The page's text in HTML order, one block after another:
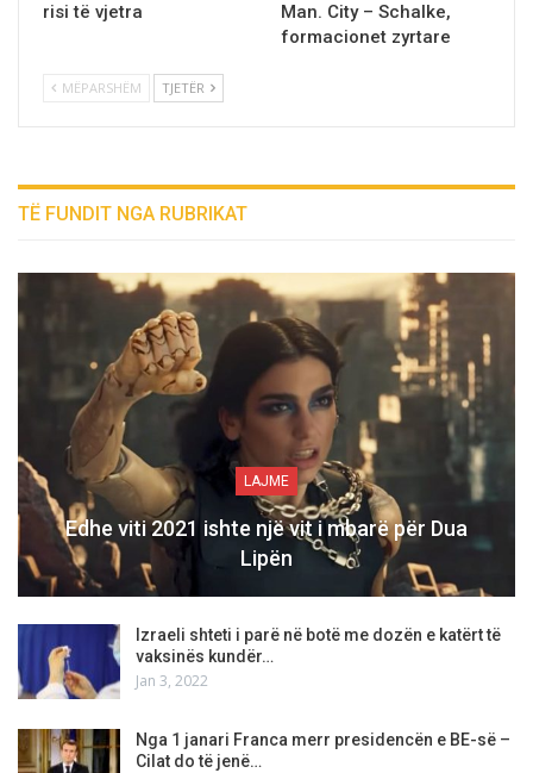
risi të vjetra
Man. City – Schalke,
formacionet zyrtare
MËPARSHËM TJETËR
TË FUNDIT NGA RUBRIKAT
LAJME
Edhe viti 2021 ishte një vit i mbarë për Dua
Lipën
Izraeli shteti i parë në botë me dozën e katërt të
vaksinës kundër…
Jan 3, 2022
Nga 1 janari Franca merr presidencën e BE-së –
Cilat do të jenë…